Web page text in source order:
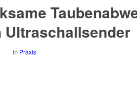
Ultraschallsender
in Praxis